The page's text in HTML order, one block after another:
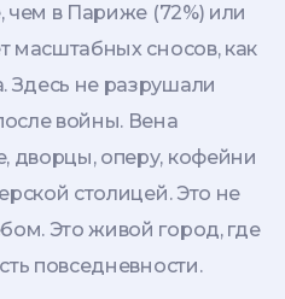
чем в Париже (72%) или
масштабных сносов, как
Здесь не разрушали
войны. Вена
дворцы, оперу, кофейни
столицей. Это не
Это живой город, где
повседневности.